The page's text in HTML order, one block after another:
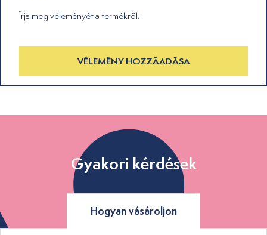
Írja meg véleményét a termékről.
VÉLEMÉNY HOZZÁADÁSA
Gyakori kérdések
Hogyan vásároljon